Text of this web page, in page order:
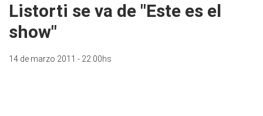
Listorti se va de "Este es el
show"
14 de marzo 2011 - 22:00hs